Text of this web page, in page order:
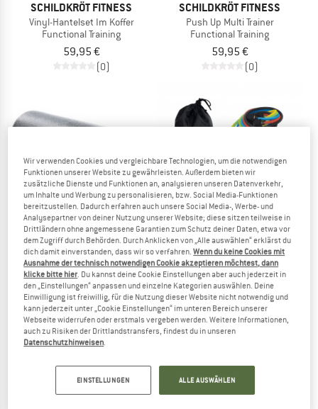
SCHILDKRÖT FITNESS
Vinyl-Hantelset Im Koffer
Functional Training
59,95 €
(0)
SCHILDKRÖT FITNESS
Push Up Multi Trainer
Functional Training
59,95 €
(0)
SCHILDKRÖT FITNESS
3 in 1 Massage Roller
Faszienrolle
49,95 €
3,0(3)
SCHILDKRÖT FITNESS
Expander Resistance Tubes
Fitnessband
59,95 €
(0)
Wir verwenden Cookies und vergleichbare Technologien, um die notwendigen
Funktionen unserer Website zu gewährleisten. Außerdem bieten wir
zusätzliche Dienste und Funktionen an, analysieren unseren Datenverkehr,
um Inhalte und Werbung zu personalisieren, bzw. Social Media-Funktionen
bereitzustellen. Dadurch erfahren auch unsere Social Media-, Werbe- und
Analysepartner von deiner Nutzung unserer Website; diese sitzen teilweise in
Drittländern ohne angemessene Garantien zum Schutz deiner Daten, etwa vor
dem Zugriff durch Behörden. Durch Anklicken von „Alle auswählen“ erklärst du
dich damit einverstanden, dass wir so verfahren.Wenn du keine Cookies mit
Ausnahme der technisch notwendigen Cookie akzeptieren möchtest, dann
klicke bitte hier. Du kannst deine Cookie Einstellungen aber auch jederzeit in
den „Einstellungen“ anpassen und einzelne Kategorien auswählen. Deine
Einwilligung ist freiwillig, für die Nutzung dieser Website nicht notwendig und
kann jederzeit unter „Cookie Einstellungen“ im unteren Bereich unserer
Webseite widerrufen oder erstmals vergeben werden. Weitere Informationen,
auch zu Risiken der Drittlandstransfers, findest du in unseren
Datenschutzhinweisen.
EINSTELLUNGEN ALLE AUSWÄHLEN